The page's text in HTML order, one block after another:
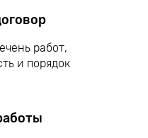
работ,
и порядок